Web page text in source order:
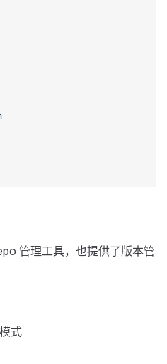
管理工具，也提供了版本管
式